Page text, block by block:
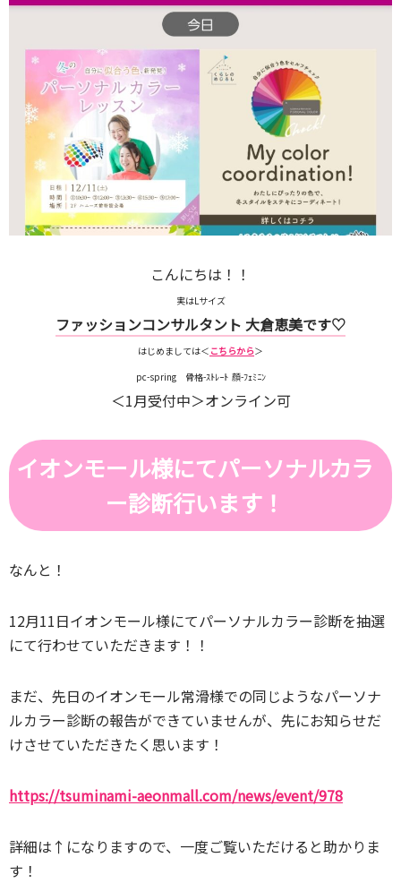
こんにちは！！
実はLサイズ
ファッションコンサルタント 大倉恵美です♡
はじめましては＜ こちらから＞
pc-spring 骨格-ｽﾄﾚｰﾄ 顔-ﾌｪﾐﾆﾝ
＜1月受付中＞オンライン可
イオンモール様にてパーソナルカラ
ー診断行います！
なんと！
12月11日イオンモール様にてパーソナルカラー診断を抽選
にて行わせていただきます！！
まだ、先日のイオンモール常滑様での同じようなパーソナ
ルカラー診断の報告ができていませんが、先にお知らせだ
けさせていただきたく思います！
https://tsuminami-aeonmall.com/news/event/978
詳細は↑になりますので、一度ご覧いただけると助かりま
す！